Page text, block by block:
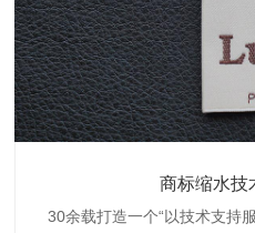
商标缩水技
30余载打造一个“以技术支持
织带商标防
博准公司专注于织带商标防
服装颜色不
博准是一家专注30余载设计
纺织
博准致力于成为纺织品商